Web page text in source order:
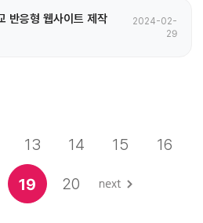
반응형 웹사이트 제작
2024-02-
29
13 14 15 16
19 20